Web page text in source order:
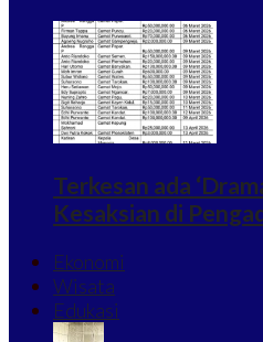
Terkesan ada
Kesaksian di
Ekonomi
Wisata
Edukasi